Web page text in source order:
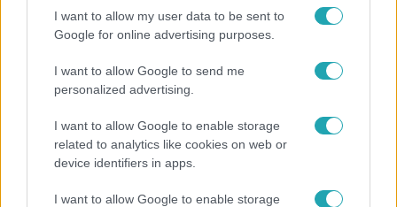
I want to allow my user data to be sent to
Google for online advertising purposes.
I want to allow Google to send me
personalized advertising.
I want to allow Google to enable storage
related to analytics like cookies on web or
device identifiers in apps.
I want to allow Google to enable storage
Hosszú Katinka a dokumentumfilmjében Shane
Tusupról: A medencében minden működött